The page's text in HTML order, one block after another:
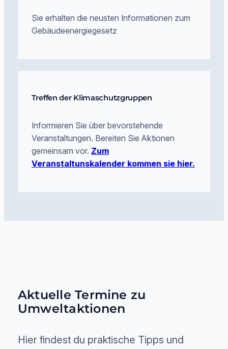
Sie erhalten die neusten Informationen zum
Gebäudeenergiegesetz
Treffen der Klimaschutzgruppen
Informieren Sie über bevorstehende
Veranstaltungen. Bereiten Sie Aktionen
gemeinsam vor. Zum
Veranstaltunskalender kommen sie hier.
Aktuelle Termine zu
Umweltaktionen
Hier findest du praktische Tipps und